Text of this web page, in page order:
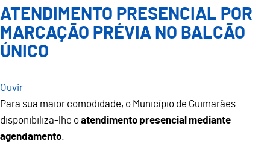
ATENDIMENTO PRESENCIAL POR
MARCAÇÃO PRÉVIA NO BALCÃO
ÚNICO
Ouvir
Para sua maior comodidade, o Município de Guimarães
disponibiliza-lhe oatendimento presencial mediante
agendamento